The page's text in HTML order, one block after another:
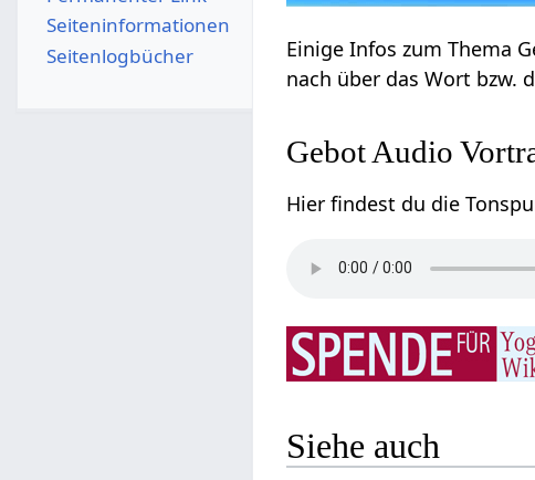
Gebot‏‎ Audio
Siehe auch
Seiten­­informationen
Seitenlogbücher